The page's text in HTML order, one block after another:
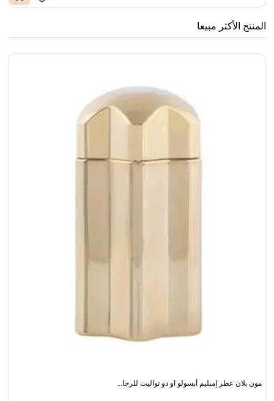
المنتج الأكثر مبيعا
مون بلان عطر إمبليم أبسولو او دو تواليت للرجا...